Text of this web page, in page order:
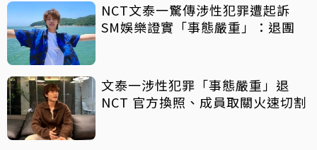
NCT文泰一驚傳涉性犯罪遭起訴
SM娛樂證實「事態嚴重」：退團
文泰一涉性犯罪「事態嚴重」退
NCT 官方換照、成員取關火速切割